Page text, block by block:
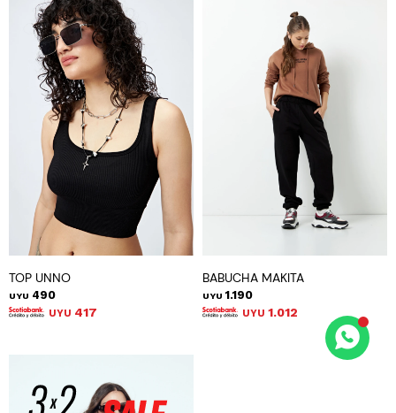
TOP UNNO
UYU 490
UYU 417
BABUCHA MAKITA
UYU 1.190
UYU 1.012